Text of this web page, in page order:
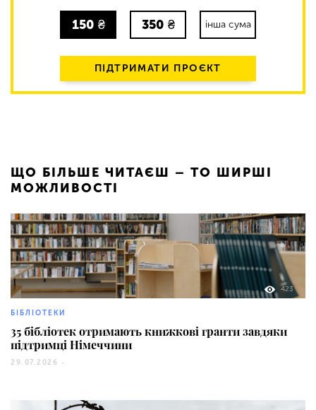
150 ₴ 350 ₴ інша сума
ПІДТРИМАТИ ПРОЄКТ
ЩО БІЛЬШЕ ЧИТАЄШ – ТО ШИРШІ
МОЖЛИВОСТІ
423
БІБЛІОТЕКИ
35 бібліотек отримають книжкові гранти завдяки
підтримці Німеччини
29.07.2026 -